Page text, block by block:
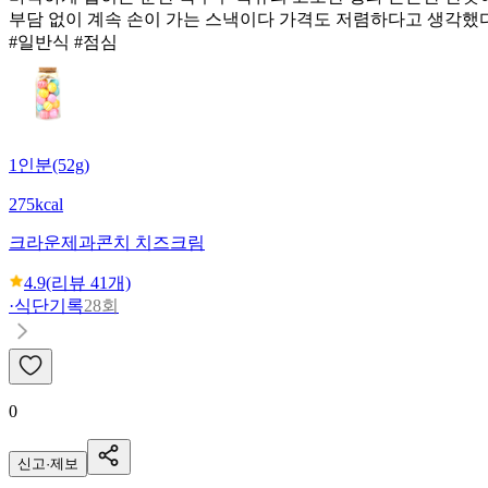
부담 없이 계속 손이 가는 스낵이다 가격도 저렴하다고 생각했
#일반식 #점심
1인분(52g)
275kcal
크라운제과콘치 치즈크림
4.9(리뷰 41개)
·식단기록28회
0
신고·제보